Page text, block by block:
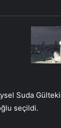
Suda
seçildi.